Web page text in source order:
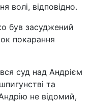
волі, відповідно.
був засуджений
покарання
суд над Андрієм
та
не відомий,